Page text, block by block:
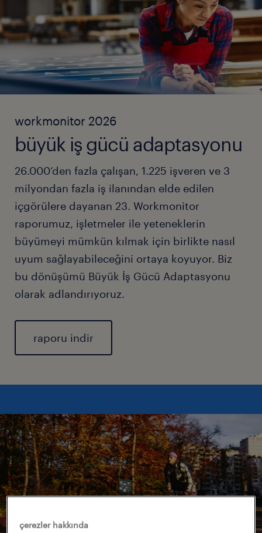
workmonitor 2026
büyük iş gücü adaptasyonu
26.000’den fazla çalışan, 1.225 işveren ve 3
milyondan fazla iş ilanından elde edilen
içgörülere dayanan 23. Workmonitor
raporumuz, işletmeler ile yeteneklerin
büyümeyi mümkün kılmak için birlikte nasıl
uyum sağlayabileceğini ortaya koyuyor. Biz
bu dönüşümü Büyük İş Gücü Adaptasyonu
olarak adlandırıyoruz.
raporu indir
çerezler hakkında